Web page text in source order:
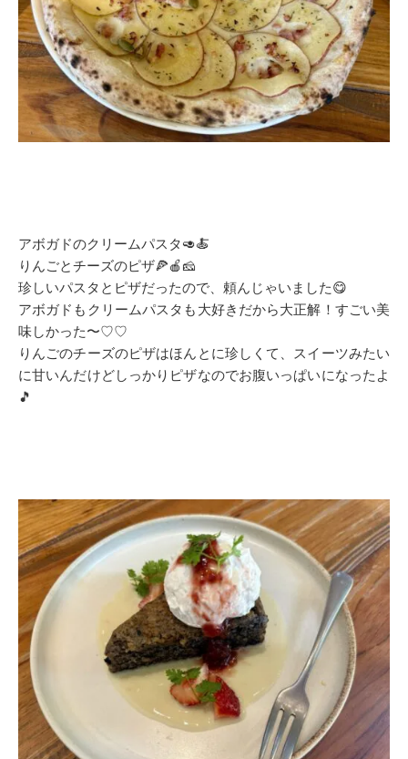
アボガドのクリームパスタ🥑🍝
りんごとチーズのピザ🍕🍎🧀
珍しいパスタとピザだったので、頼んじゃいました😋
アボガドもクリームパスタも大好きだから大正解！すごい美
味しかった〜♡♡
りんごのチーズのピザはほんとに珍しくて、スイーツみたい
に甘いんだけどしっかりピザなのでお腹いっぱいになったよ
🎵